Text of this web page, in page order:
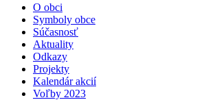
O obci
Symboly obce
Súčasnosť
Aktuality
Odkazy
Projekty
Kalendár akcií
Voľby 2023